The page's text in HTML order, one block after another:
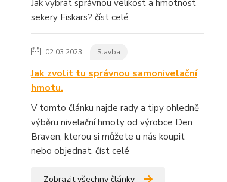
Jak vybrat správnou velikost a hmotnost
sekery Fiskars? číst celé
02.03.2023 Stavba
Jak zvolit tu správnou samonivelační
hmotu.
V tomto článku najde rady a tipy ohledně
výběru nivelační hmoty od výrobce Den
Braven, kterou si můžete u nás koupit
nebo objednat. číst celé
Zobrazit všechny články